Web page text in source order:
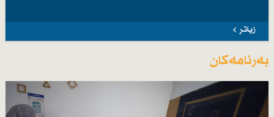
زیاتر
بەرنامەکان